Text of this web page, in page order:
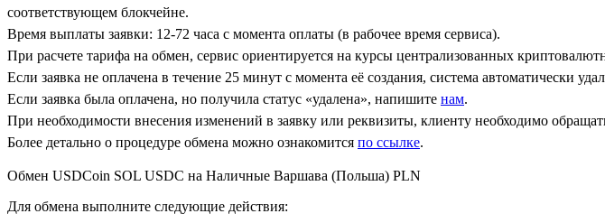
соответствующем блокчейне.
Время выплаты заявки: 12-72 часа с момента оплаты (в рабочее время сервиса).
При расчете тарифа на обмен, сервис ориентируется на курсы централизованных
Если заявка не оплачена в течение 25 минут с момента её создания, система автоматически
Если заявка была оплачена, но получила статус «удалена», напишите нам.
При необходимости внесения изменений в заявку или реквизиты, клиенту необходимо
Более детально о процедуре обмена можно ознакомится по ссылке.
Обмен USDCoin SOL USDC на Наличные Варшава (Польша) PLN
Для обмена выполните следующие действия: